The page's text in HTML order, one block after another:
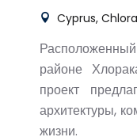
Cyprus,
районе
проект
архитектуры,
жизни.